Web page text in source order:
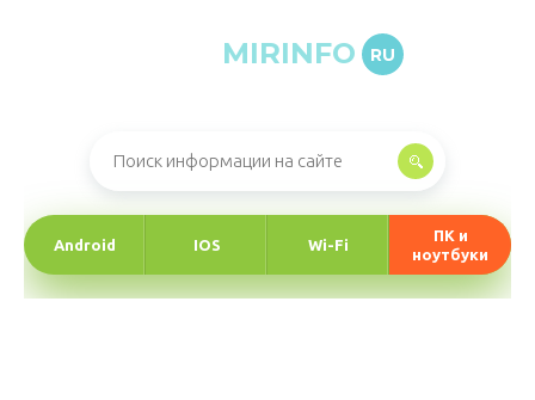
MIRINFO RU
Android IOS Wi-Fi
ПК и
ноутбуки